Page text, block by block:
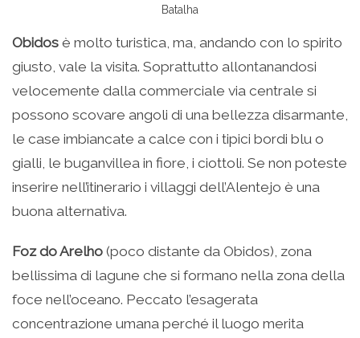
Batalha
Obidos è molto turistica, ma, andando con lo spirito
giusto, vale la visita. Soprattutto allontanandosi
velocemente dalla commerciale via centrale si
possono scovare angoli di una bellezza disarmante,
le case imbiancate a calce con i tipici bordi blu o
gialli, le buganvillea in fiore, i ciottoli. Se non poteste
inserire nell’itinerario i villaggi dell’Alentejo è una
buona alternativa.
Foz do Arelho (poco distante da Obidos), zona
bellissima di lagune che si formano nella zona della
foce nell’oceano. Peccato l’esagerata
concentrazione umana perché il luogo merita